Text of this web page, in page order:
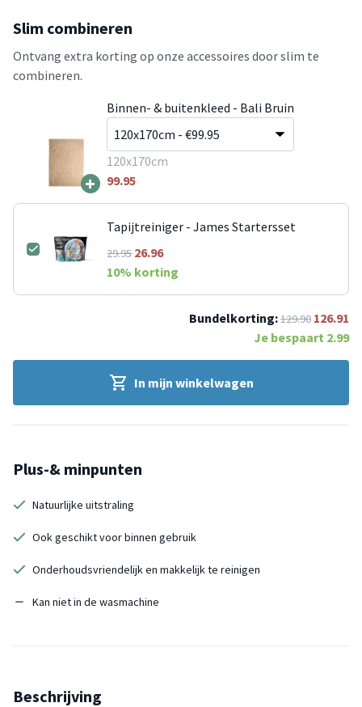
Slim combineren
Ontvang extra korting op onze accessoires door slim te
combineren.
+
Binnen- & buitenkleed - Bali Bruin
120x170cm
99.95
Tapijtreiniger - James Startersset
29.9526.96
10% korting
Bundelkorting:129.90 126.91
Je bespaart 2.99
In mijn winkelwagen
Plus-& minpunten
Natuurlijke uitstraling
Ook geschikt voor binnen gebruik
Onderhoudsvriendelijk en makkelijk te reinigen
Kan niet in de wasmachine
Beschrijving